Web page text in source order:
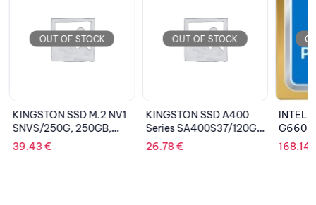
OUT OF STOCK
KINGSTON SSD M.2 NV1
SNVS/250G, 250GB,
NVMe, PCIe
39.43€
OUT OF STOCK
KINGSTON SSD A400
Series SA400S37/120G,
120GB, SATA III, 2.5”
26.78€
INTEL
168.14